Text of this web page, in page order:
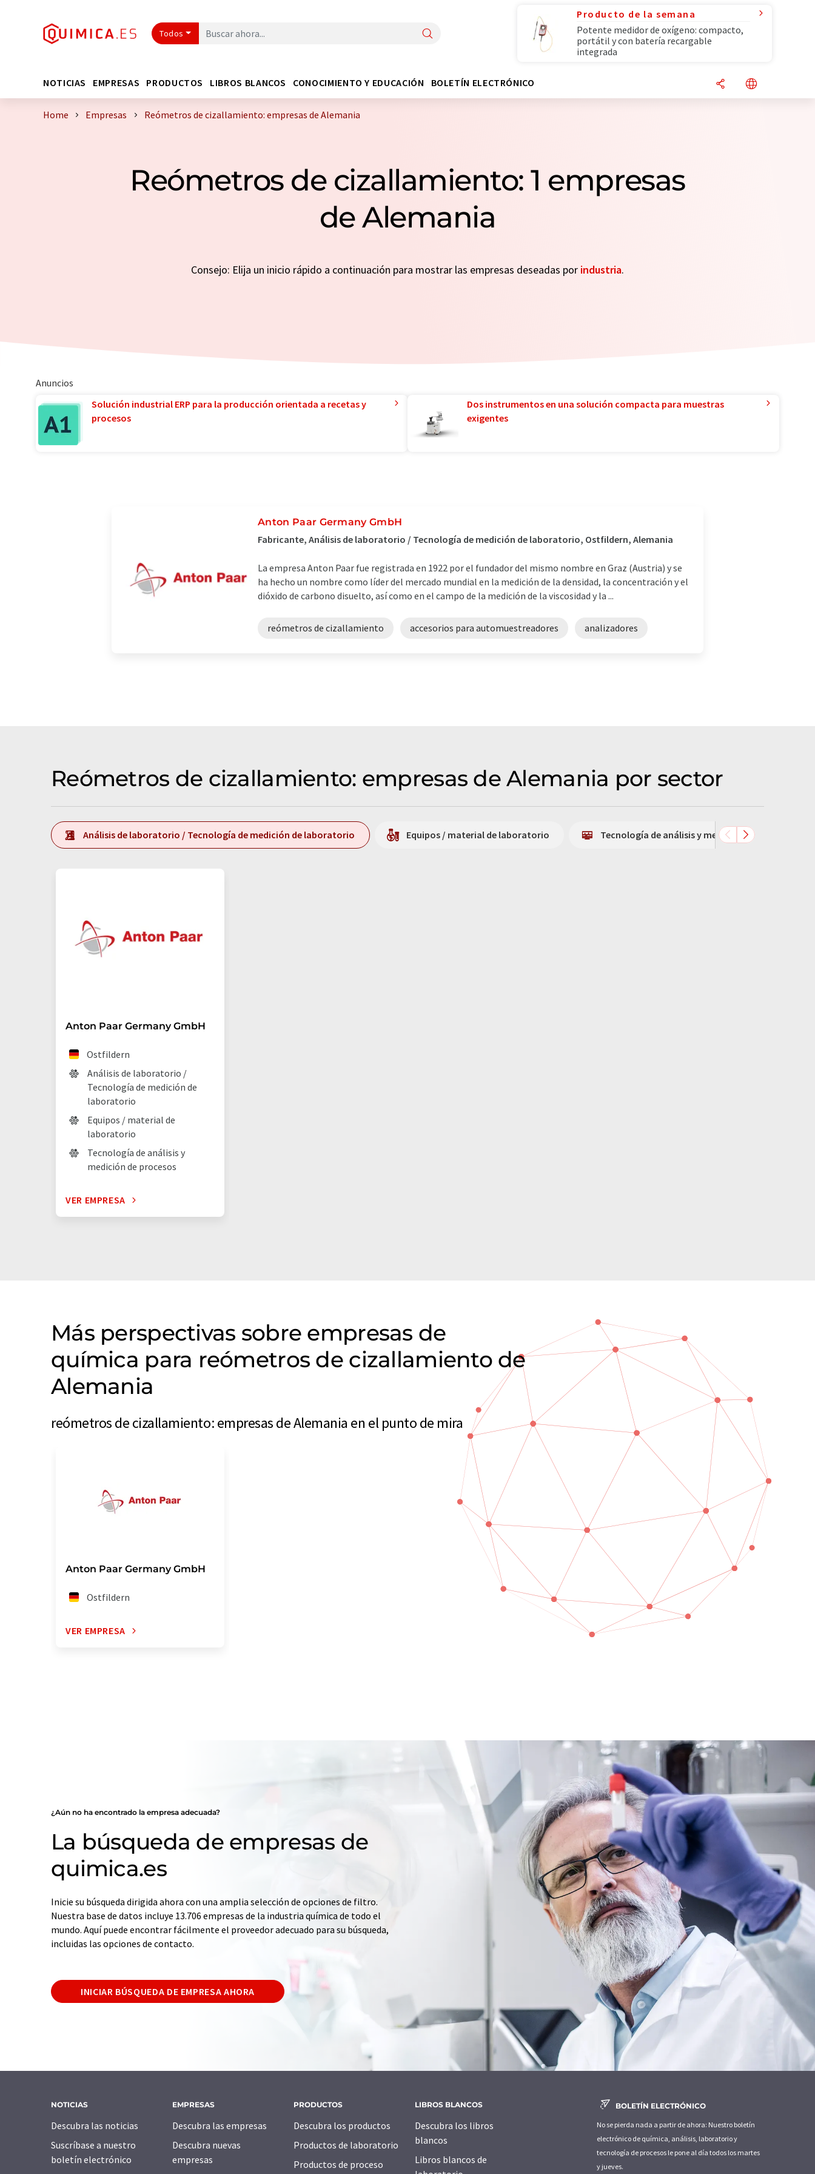
Todos
Producto de la semana
Potente medidor de oxígeno: compacto,
portátil y con batería recargable
integrada
NOTICIAS EMPRESAS PRODUCTOS LIBROS BLANCOS CONOCIMIENTO Y EDUCACIÓN BOLETÍN ELECTRÓNICO
Home Empresas Reómetros de cizallamiento: empresas de Alemania
Reómetros de cizallamiento: 1 empresas
de Alemania
Consejo: Elija un inicio rápido a continuación para mostrar las empresas deseadas por industria.
Anuncios
Solución industrial ERP para la producción orientada a recetas y
procesos
Dos instrumentos en una solución compacta para muestras
exigentes
Anton Paar Germany GmbH
Fabricante, Análisis de laboratorio / Tecnología de medición de laboratorio, Ostfildern, Alemania
La empresa Anton Paar fue registrada en 1922 por el fundador del mismo nombre en Graz (Austria) y se
ha hecho un nombre como líder del mercado mundial en la medición de la densidad, la concentración y el
dióxido de carbono disuelto, así como en el campo de la medición de la viscosidad y la ...
reómetros de cizallamiento accesorios para automuestreadores analizadores
Reómetros de cizallamiento: empresas de Alemania por sector
Análisis de laboratorio / Tecnología de medición de laboratorio Equipos / material de laboratorio Tecnología de análisis y medición de procesos
Anton Paar Germany GmbH
Ostfildern
Análisis de laboratorio /
Tecnología de medición de
laboratorio
Equipos / material de
laboratorio
Tecnología de análisis y
medición de procesos
VER EMPRESA
Más perspectivas sobre empresas de
química para reómetros de cizallamiento de
Alemania
reómetros de cizallamiento: empresas de Alemania en el punto de mira
Anton Paar Germany GmbH
Ostfildern
VER EMPRESA
¿Aún no ha encontrado la empresa adecuada?
La búsqueda de empresas de
quimica.es
Inicie su búsqueda dirigida ahora con una amplia selección de opciones de filtro.
Nuestra base de datos incluye 13.706 empresas de la industria química de todo el
mundo. Aquí puede encontrar fácilmente el proveedor adecuado para su búsqueda,
incluidas las opciones de contacto.
INICIAR BÚSQUEDA DE EMPRESA AHORA
NOTICIAS
Descubra las noticias
Suscríbase a nuestro
boletín electrónico
EMPRESAS
Descubra las empresas
Descubra nuevas
empresas
PRODUCTOS
Descubra los productos
Productos de laboratorio
Productos de proceso
LIBROS BLANCOS
Descubra los libros
blancos
Libros blancos de
BOLETÍN ELECTRÓNICO
No se pierda nada a partir de ahora: Nuestro boletín
electrónico de química, análisis, laboratorio y
tecnología de procesos le pone al día todos los martes
y jueves.